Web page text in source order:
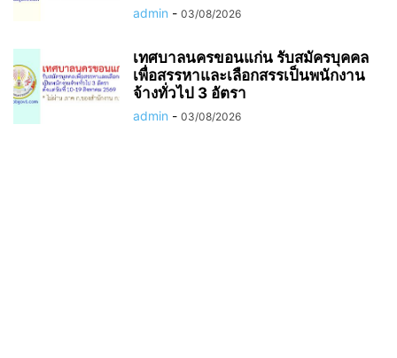
admin - 03/08/2026
เทศบาลนครขอนแก่น รับสมัครบุคคล
เพื่อสรรหาและเลือกสรรเป็นพนักงาน
จ้างทั่วไป 3 อัตรา
admin - 03/08/2026